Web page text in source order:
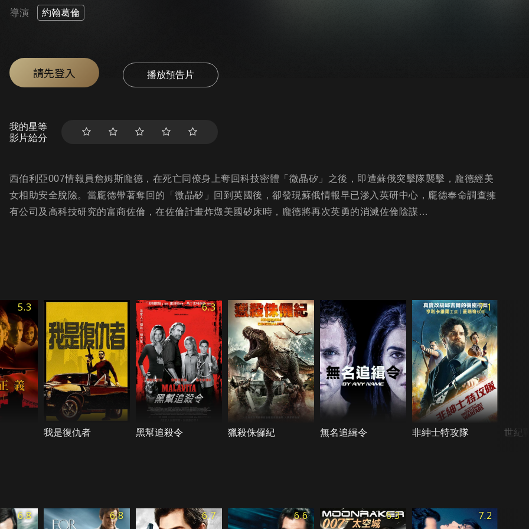
導演 約翰葛倫
請先登入 播放預告片
我的星等
影片給分
西伯利亞007情報員詹姆斯龐德，在死亡同僚身上奪回科技密體「微晶矽」之後，即遭蘇俄突擊隊襲擊，龐德經美
女相助安全脫險。當龐德帶著奪回的「微晶矽」回到英國後，卻發現蘇俄情報早已滲入英研中心，龐德奉命調查擁
有公司及高科技研究的富商佐倫，在佐倫計畫炸燬美國矽床時，龐德將再次英勇的消滅佐倫陰謀…
5.3
我是復仇者
6.3
黑幫追殺令 獵殺侏儸紀 無名追緝令
7.1
非紳士特攻隊 世紀
6.8 6.8 6.7 6.6 6.3 7.2